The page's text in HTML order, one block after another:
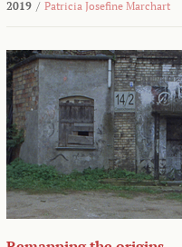
2019 / Patricia Josefine Marchart